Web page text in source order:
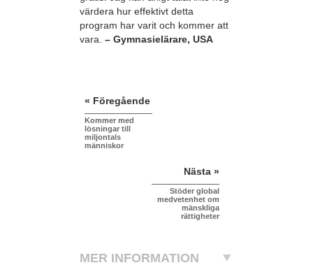
värdera hur effektivt detta
program har varit och kommer att
vara. – Gymnasielärare, USA
« Föregående
Kommer med
lösningar till
miljontals
människor
Nästa »
Stöder global
medvetenhet om
mänskliga
rättigheter
MER INFORMATION